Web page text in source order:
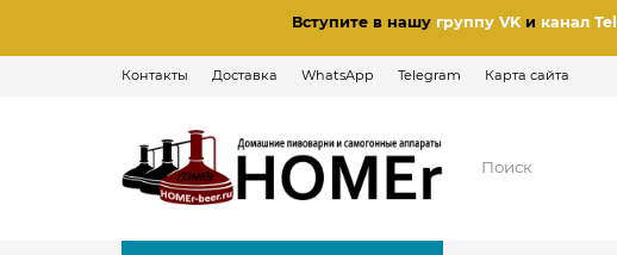
Вступите в нашу группу VKи канал
Контакты Доставка WhatsApp Telegram Карта сайта